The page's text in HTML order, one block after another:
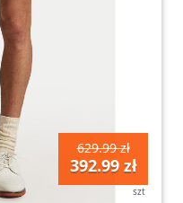
629.99 zł
392.99 zł
szt